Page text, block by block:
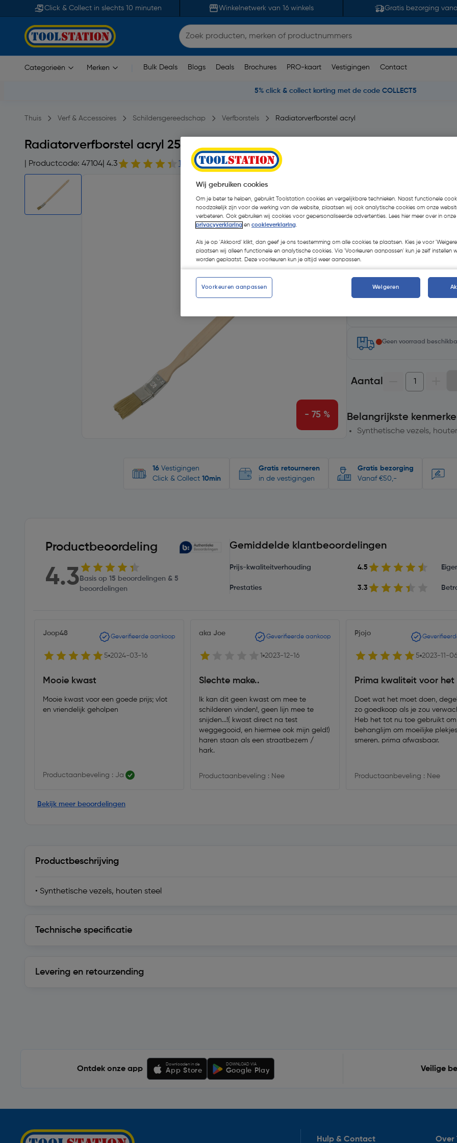
Click & Collect in slechts 10 minuten Winkelnetwerk van 16 winkels Gratis bezorging
Categorieën Merken Bulk Deals Blogs Deals Brochures PRO-kaart Vestigingen Contact
5% click & collect korting met de code COLLECT5
Thuis Verf & Accessoires Schildersgereedschap Verfborstels Radiatorverfborstel acryl
Radiatorverfborstel acryl 25mm
| Productcode: 47104 | 4.3 15 beoordelingen| Stuk
- 75 %
€ 0,49| Excl. btw € 0,40
Selecteer winkel - Bekijk
Geen voorraad
Aantal
Belangrijkste
Synthetische vezels,
16 Vestigingen
Click & Collect 10min
Gratis retourneren
in de vestigingen
Gratis bezorging
Vanaf €50,-
Productbeoordeling
4.3 Basis op 15 beoordelingen & 5
beoordelingen
Gemiddelde klantbeoordelingen
Prijs-kwaliteitverhouding 4.5
Prestaties 3.3
Joop48 Geverifieerde aankoop
5 2024-03-16
Mooie kwast
Mooie kwast voor een goede prijs; vlot
en vriendelijk geholpen
Productaanbeveling : Ja
aka Joe Geverifieerde aankoop
1 2023-12-16
Slechte make..
Ik kan dit geen kwast om mee te
schilderen vinden!, geen lijn mee te
snijden...!( kwast direct na test
weggegooid, en hiermee ook mijn geld!)
haren staan als een straatbezem /
hark.
Productaanbeveling : Nee
Pjojo
5 2023-11-06
Prima kwaliteit voor het
Doet wat het moet doen,
zo goedkoop als je zou
Heb het tot nu toe gebruikt om
behanglijm om moeilijke
smeren. prima afwasbaar.
Productaanbeveling : Nee
Bekijk meer beoordelingen
Productbeschrijving
• Synthetische vezels, houten steel
Technische specificatie
Levering en retourzending
Ontdek onze app
Downloaden in de
App Store
DOWNLOAD VIA
Google Play Veilige
Hulp & Contact Over
Wij gebruiken cookies
Om je beter te helpen, gebruikt Toolstation cookies en vergelijkbare technieken. Naast functionele
noodzakelijk zijn voor de werking van de website, plaatsen wij ook analytische cookies om onze
verbeteren. Ook gebruiken wij cookies voor gepersonaliseerde advertenties. Lees hier meer over in onze
privacyverklaring en cookieverklaring.
Als je op 'Akkoord' klikt, dan geef je ons toestemming om alle cookies te plaatsen. Kies je voor
plaatsen wij alleen functionele en analytische cookies. Via 'Voorkeuren aanpassen' kun je zelf instellen
worden geplaatst. Deze voorkeuren kun je altijd weer aanpassen.
Voorkeuren aanpassen Weigeren